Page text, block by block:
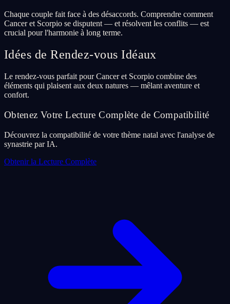
Chaque couple fait face à des désaccords. Comprendre comment
Cancer et Scorpio se disputent — et résolvent les conflits — est
crucial pour l'harmonie à long terme.
Idées de Rendez-vous Idéaux
Le rendez-vous parfait pour Cancer et Scorpio combine des
éléments qui plaisent aux deux natures — mêlant aventure et
confort.
Obtenez Votre Lecture Complète de Compatibilité
Découvrez la compatibilité de votre thème natal avec l'analyse de
synastrie par IA.
Obtenir la Lecture Complète